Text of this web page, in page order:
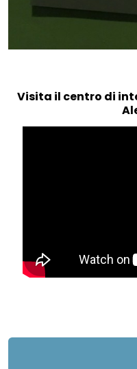
Visita il centro di